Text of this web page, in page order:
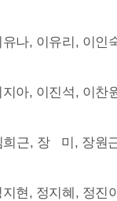
나, 이유리, 이인
아, 이진석, 이찬
근, 장 미, 장원
현, 정지혜, 정진